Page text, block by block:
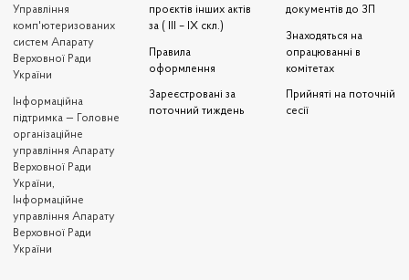
Управління
комп'ютеризованих
систем Апарату
Верховної Ради
України
Iнформаційна
підтримка — Головне
організаційне
управління Апарату
Верховної Ради
України,
Інформаційне
управління Апарату
Верховної Ради
України
проєктів інших актів
за ( III – IX скл.)
Правила
оформлення
Зареєстровані за
поточний тиждень
документів до ЗП
Знаходяться на
опрацюванні в
комітетах
Прийняті на поточній
сесії